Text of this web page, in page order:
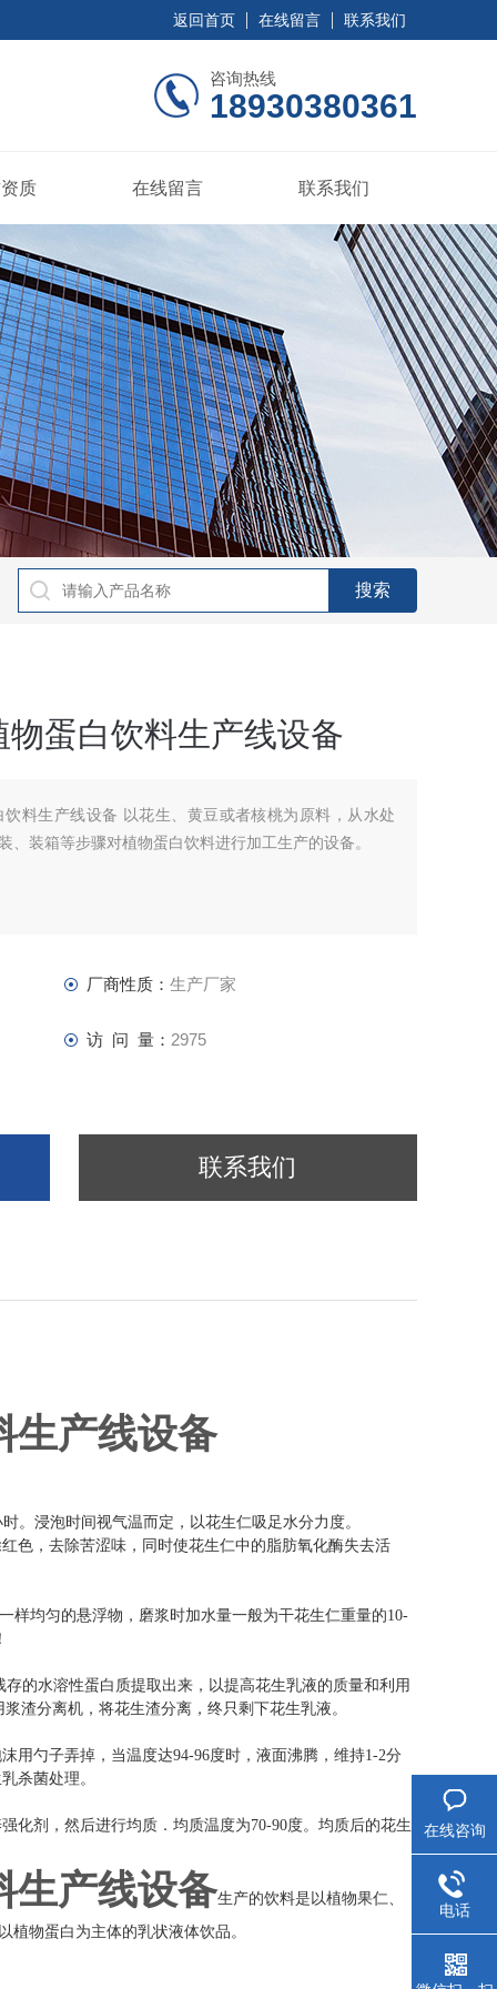
返回首页 在线留言 联系我们
咨询热线
18930380361
质 在线留言 联系我们
蛋白饮料生产线设备
料生产线设备 以花生、黄豆或者核桃为原料，从水处
、装箱等步骤对植物蛋白饮料进行加工生产的设备。
厂商性质： 生产厂家
访 问 量： 2975
联系我们
生产线设备
。浸泡时间视气温而定，以花生仁吸足水分力度。
色，去除苦涩味，同时使花生仁中的脂肪氧化酶失去活
样均匀的悬浮物，磨浆时加水量一般为干花生仁重量的10-
的水溶性蛋白质提取出来，以提高花生乳液的质量和利用
渣分离机，将花生渣分离，终只剩下花生乳液。
用勺子弄掉，当温度达94-96度时，液面沸腾，维持1-2分
杀菌处理。
化剂，然后进行均质．均质温度为70-90度。均质后的花生
生产线设备生产的饮料是以植物果仁、
物蛋白为主体的乳状液体饮品。
在线咨询
电话